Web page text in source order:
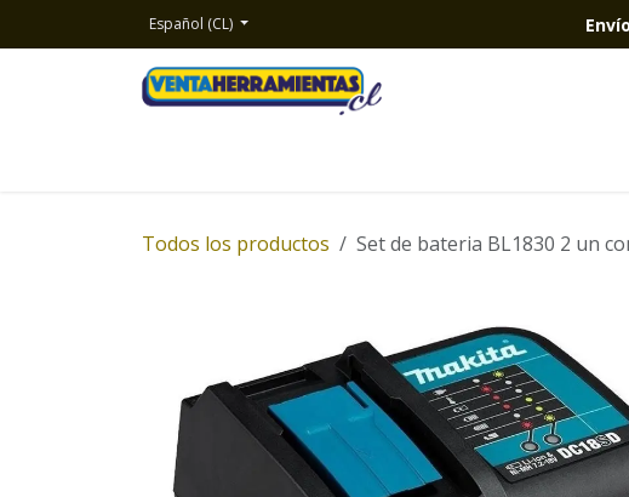
Español (CL)
Todos los productos Set de bateria BL1830 2 un